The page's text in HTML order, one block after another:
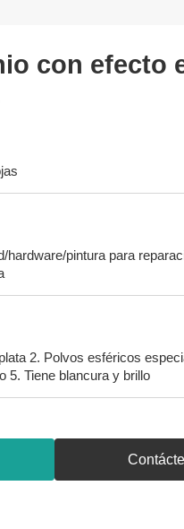
con efecto
hardware/pintura para
2. Polvos esféricos
5. Tiene blancura y brillo